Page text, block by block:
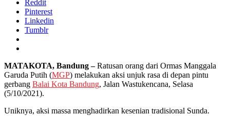
Reddit
Pinterest
Linkedin
Tumblr
MATAKOTA, Bandung –Ratusan orang dari Ormas Manggala
Garuda Putih (MGP) melakukan aksi unjuk rasa di depan pintu
gerbang Balai Kota Bandung, Jalan Wastukencana, Selasa
(5/10/2021).
Uniknya, aksi massa menghadirkan kesenian tradisional Sunda.